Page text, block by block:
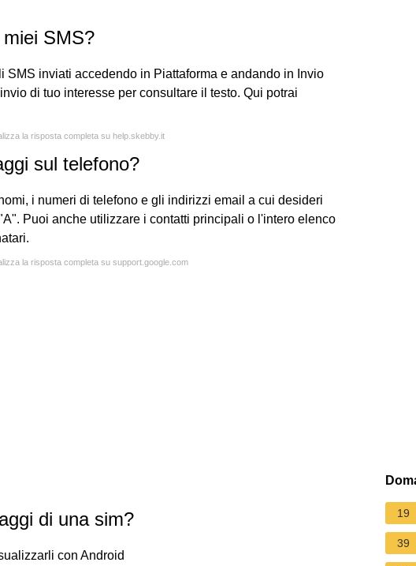
SMS?
SMS inviati accedendo in Piattaforma e andando in Invio
di tuo interesse per consultare il testo. Qui potrai
la risposta completa su help.skebby.it
sul telefono?
i numeri di telefono e gli indirizzi email a cui desideri
Puoi anche utilizzare i contatti principali o l'intero elenco
la risposta completa su support.google.com
di una sim?
con Android
19
39